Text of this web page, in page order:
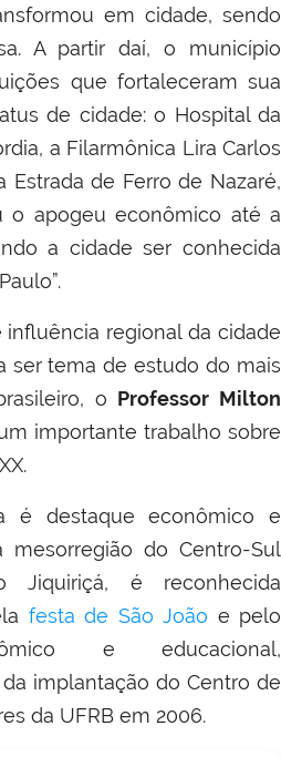
em cidade, sendo
A partir daí, o município
que fortaleceram sua
de cidade: o Hospital da
a Filarmônica Lira Carlos
Estrada de Ferro de Nazaré,
o apogeu econômico até a
a cidade ser conhecida
regional da cidade
ser tema de estudo do mais
o Professor Milton
importante trabalho sobre
é destaque econômico e
mesorregião do Centro-Sul
Jiquiriçá, é reconhecida
festa de São João e pelo
e educacional,
implantação do Centro de
da UFRB em 2006.